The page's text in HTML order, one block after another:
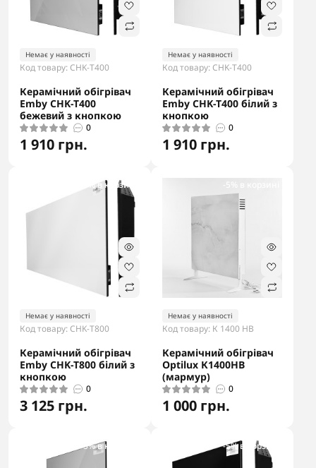
Немає у наявності
Код товару: CHK-T400
Керамічний обігрівач
Emby CHK-T400
бежевий з кнопкою
0
1 910 грн.
Немає у наявності
Код товару: CHK-T400
Керамічний обігрівач
Emby CHK-T400 білий з
кнопкою
0
1 910 грн.
-5% в корзині
Немає у наявності
Код товару: CHK-T800
Керамічний обігрівач
Emby CHK-T800 білий з
кнопкою
0
3 125 грн.
Немає у наявності
Код товару: К 1400 НВ
Керамічний обігрівач
Optilux К1400НВ
(мармур)
0
1 000 грн.
-5% в корзині -5% в корзині